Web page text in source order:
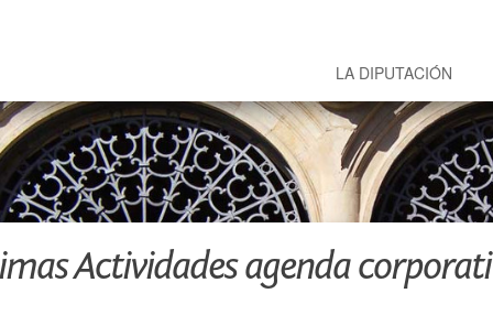
LA DIPUTACIÓN
Actividades agenda